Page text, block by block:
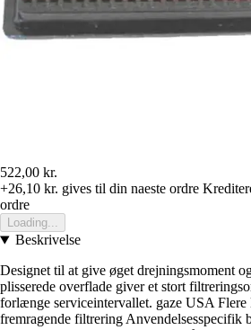
522,00 kr.
+26,10 kr. gives til din naeste ordre
ordre
Loading...
Beskrivelse
Designet til at give øget drejningsmoment
plisserede overflade giver et stort
forlænge serviceintervallet. gaze USA
fremragende filtrering Anvendelsesspecifik